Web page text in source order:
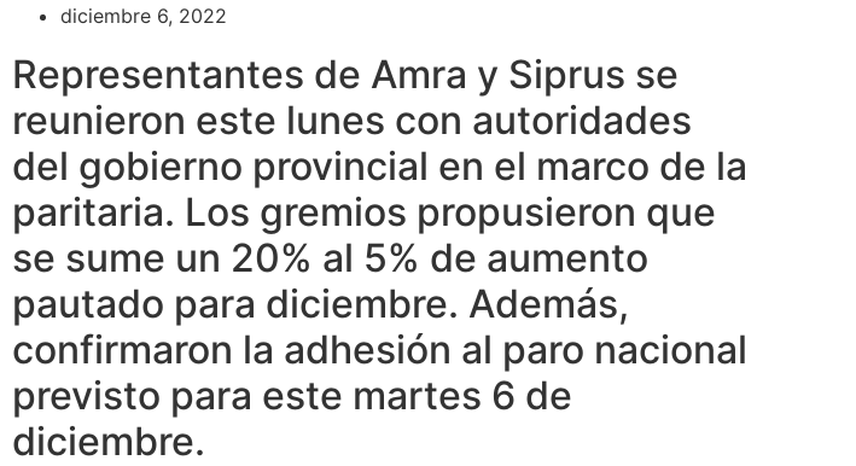
diciembre 6, 2022
Representantes de Amra y Siprus se
reunieron este lunes con autoridades
del gobierno provincial en el marco de la
paritaria. Los gremios propusieron que
se sume un 20% al 5% de aumento
pautado para diciembre. Además,
confirmaron la adhesión al paro nacional
previsto para este martes 6 de
diciembre.